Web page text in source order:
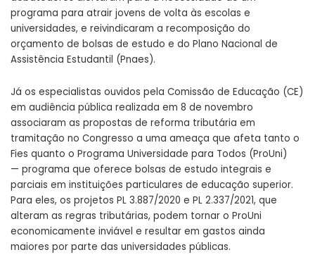
programa para atrair jovens de volta às escolas e
universidades, e reivindicaram a recomposição do
orçamento de bolsas de estudo e do Plano Nacional de
Assistência Estudantil (Pnaes).
Já os especialistas ouvidos pela Comissão de Educação (CE)
em audiência pública realizada em 8 de novembro
associaram as propostas de reforma tributária em
tramitação no Congresso a uma ameaça que afeta tanto o
Fies quanto o Programa Universidade para Todos (ProUni)
— programa que oferece bolsas de estudo integrais e
parciais em instituições particulares de educação superior.
Para eles, os projetos PL 3.887/2020 e PL 2.337/2021, que
alteram as regras tributárias, podem tornar o ProUni
economicamente inviável e resultar em gastos ainda
maiores por parte das universidades públicas.